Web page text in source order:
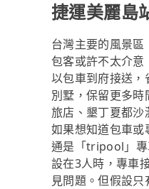
捷運美麗島
台灣主要的風景
包客或許不太介
以包車到府接送
別墅，保留更多
旅店、墾丁夏都沙
如果想知道包車
通是「tripool」專
設在3人時，專車
見問題。但假設